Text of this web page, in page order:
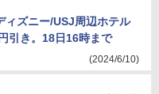
ィズニー/USJ周辺ホテル
引き。18日16時まで
(2024/6/10)